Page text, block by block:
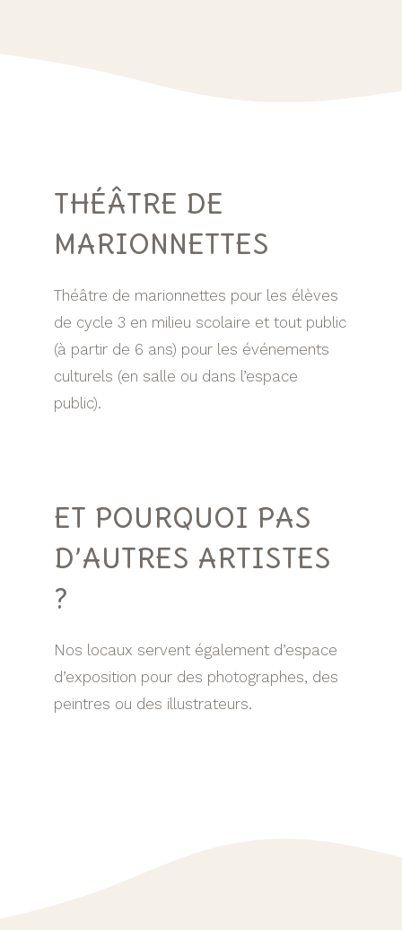
THÉÂTRE DE
MARIONNETTES
Théâtre de marionnettes pour les élèves
de cycle 3 en milieu scolaire et tout public
(à partir de 6 ans) pour les événements
culturels (en salle ou dans l’espace
public).
ET POURQUOI PAS
D’AUTRES ARTISTES
?
Nos locaux servent également d’espace
d’exposition pour des photographes, des
peintres ou des illustrateurs.